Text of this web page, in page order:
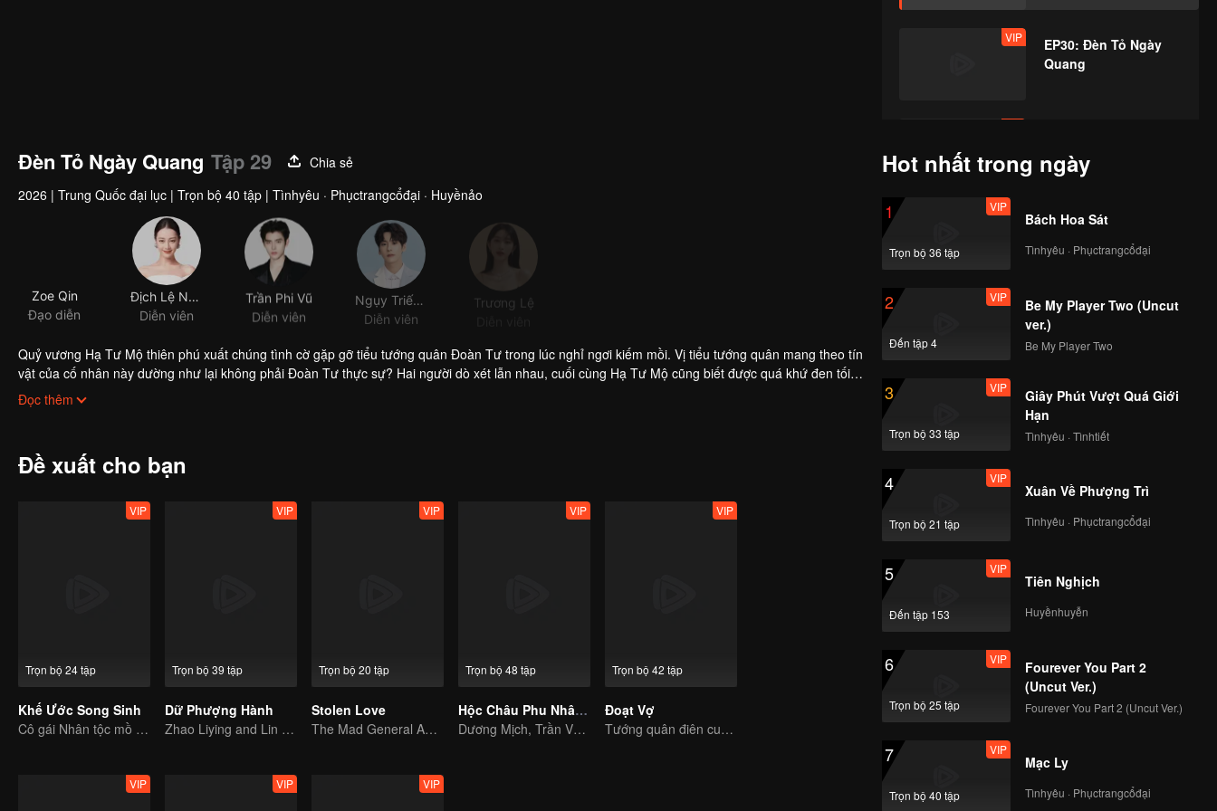
VIP
EP30: Đèn Tỏ Ngày
Quang
Quang
VIP
EP32: Đèn Tỏ Ngày
Quang
VIP
EP33: Đèn Tỏ Ngày
Quang
VIP
EP34: Đèn Tỏ Ngày
Quang
VIP
EP35: Đèn Tỏ Ngày
Quang
VIP
EP36: Đèn Tỏ Ngày
Quang
VIP
EP37: Đèn Tỏ Ngày
Quang
VIP
EP38: Đèn Tỏ Ngày
Quang
Đèn Tỏ Ngày Quang Tập 29
Chia sẻ
2026 | Trung Quốc đại lục | Trọn bộ 40 tập | Tìnhyêu · Phụctrangcổđại · Huyềnảo
Zoe Qin
Đạo diễn
Diễn viên
Trần Phi Vũ
Diễn viên
Diễn viên
Trương Lệ
Diễn viên
Quỷ vương Hạ Tư Mộ thiên phú xuất chúng tình cờ gặp gỡ tiểu tướng quân Đoàn Tư trong lúc nghỉ ngơi kiếm mồi. Vị tiểu tướng quân mang theo tín
vật của cố nhân này dường như lại không phải Đoàn Tư thực sự? Hai người dò xét lẫn nhau, cuối cùng Hạ Tư Mộ cũng biết được quá khứ đen tối
cùng chí hướng trong lòng Đoàn Tư, còn Đoàn Tư cũng phát hiện ra sự kiên định và nỗi cô đơn của Hạ Tư Mộ. Một người phàm tuổi thọ chẳng quá
trăm năm và một ác quỷ bốn trăm tuổi vẫn mang hình hài thiếu nữ, dùng tình yêu chống lại dòng chảy thời gian.
Đọc thêm
Đề xuất cho bạn
Trọn bộ 24 tập
VIP
Khế Ước Song Sinh
Cô gái Nhân tộc mồ côi hiến thân kết khế ước với thần thú.
Trọn bộ 39 tập
VIP
Dữ Phượng Hành
Zhao Liying and Lin Gengxin Cooperate Again
Trọn bộ 20 tập
VIP
Stolen Love
The Mad General Abducted a Bride for Love
Trọn bộ 48 tập
VIP
Hộc Châu Phu Nhân (Bản Thuyết Minh)
Dương Mịch, Trần Vỹ Đình phá vỡ định mệnh đến với nhau.
Trọn bộ 42 tập
VIP
Đoạt Vợ
Tướng quân điên cuồng vì tình, cướp đoạt vợ người
VIP VIP VIP
Hot nhất trong ngày
1
Trọn bộ 36 tập
VIP
Bách Hoa Sát
Tìnhyêu · Phụctrangcổđại
2
Đến tập 4
VIP
Be My Player Two (Uncut
ver.)
Be My Player Two
3
Trọn bộ 33 tập
VIP
Giây Phút Vượt Quá Giới
Hạn
Tìnhyêu · Tìnhtiết
4
Trọn bộ 21 tập
VIP
Xuân Về Phượng Trì
Tìnhyêu · Phụctrangcổđại
5
Đến tập 153
VIP
Tiên Nghịch
Huyềnhuyễn
6
Trọn bộ 25 tập
VIP
Fourever You Part 2
(Uncut Ver.)
Fourever You Part 2 (Uncut Ver.)
7
Trọn bộ 40 tập
VIP
Mạc Ly
Tìnhyêu · Phụctrangcổđại